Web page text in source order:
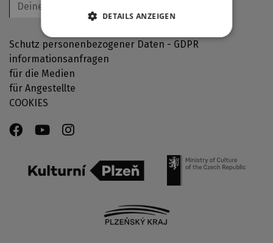
Schutz personenbezogener Daten - GDPR
informationsanfragen
für die Medien
für Angestellte
COOKIES
DETAILS ANZEIGEN